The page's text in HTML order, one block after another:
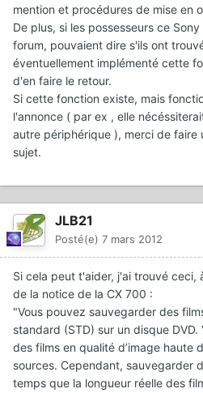
mention et procédures de mise en
De plus, si les possesseurs ce
forum, pouvaient dire s'ils ont
éventuellement implémenté cette
d'en faire le retour.
Si cette fonction existe, mais
l'annonce ( par ex , elle
autre périphérique ), merci de faire
sujet.
JLB21
Posté(e) 7 mars 2012
Si cela peut t'aider, j'ai trouvé ceci,
de la notice de la CX 700 :
"Vous pouvez sauvegarder des
standard (STD) sur un disque
des films en qualité d’image haute
sources. Cependant, sauvegarder
temps que la longueur réelle des